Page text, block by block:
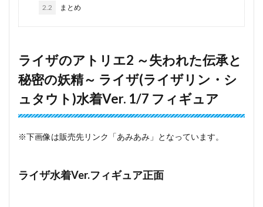
2.2 まとめ
ライザのアトリエ2 ～失われた伝承と
秘密の妖精～ ライザ(ライザリン・シ
ュタウト)水着Ver. 1/7 フィギュア
※下画像は販売先リンク「あみあみ」となっています。
ライザ水着Ver.フィギュア正面